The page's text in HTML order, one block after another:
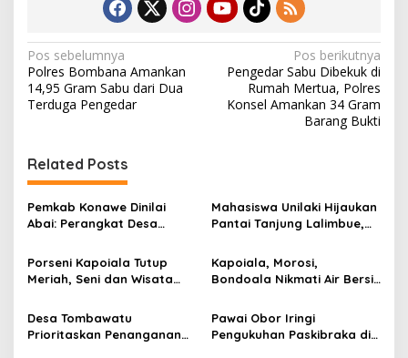
N
a
v
g
a
s
i
p
o
s
Pos sebelumnya
Polres Bombana Amankan
14,95 Gram Sabu dari Dua
Terduga Pengedar
Pos berikutnya
Pengedar Sabu Dibekuk di
Rumah Mertua, Polres
Konsel Amankan 34 Gram
Barang Bukti
Related Posts
Pemkab Konawe Dinilai
Abai: Perangkat Desa
Satupun Pejabat Datang
Melayat
Mahasiswa Unilaki Hijaukan
Pantai Tanjung Lalimbue,
Wisata Konawe Bersahaja
Porseni Kapoiala Tutup
Meriah, Seni dan Wisata
Kapoiala, Morosi,
Bondoala Nikmati Air Bersih
Desa Tombawatu
Prioritaskan Penanganan
Pawai Obor Iringi
Pengukuhan Paskibraka di